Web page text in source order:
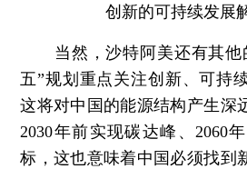
创新的可持续发展
当然，沙特阿美还有其他
五”规划重点关注创新、可持
这将对中国的能源结构产生深
2030年前实现碳达峰、2060
标，这也意味着中国必须找到